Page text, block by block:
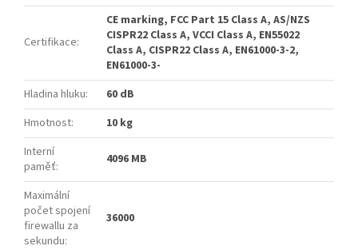
Certifikace:
CE marking, FCC Part 15 Class A, AS/NZS
CISPR22 Class A, VCCI Class A, EN55022
Class A, CISPR22 Class A, EN61000-3-2,
EN61000-3-
Hladina hluku:
60 dB
Hmotnost:
10 kg
Interní
paměť: 4096 MB
Maximální
počet spojení
firewallu za
sekundu:
36000